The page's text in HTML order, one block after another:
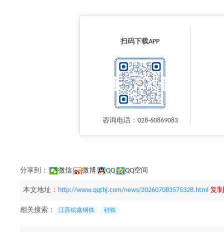
扫码下载APP
咨询电话：028-60869083
分享到： 微信 微博 QQ QQ空间
本文地址： http://www.qqthj.com/news/202607083575328.html 复
相关搜索： 江苏镔鑫钢铁 硅铁